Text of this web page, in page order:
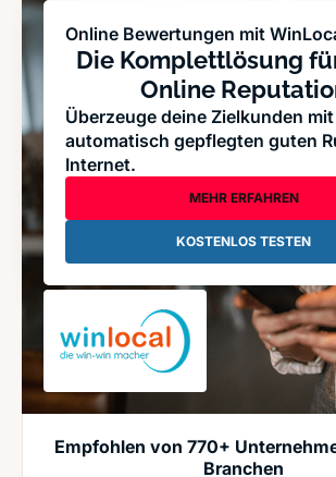
Online Bewertungen mit
Die Komplettlösung
Online
Überzeuge deine Zielkunden
automatisch gepflegten guten
Internet.
MEHR ERFAHREN
KOSTENLOS TESTEN
Empfohlen von 770+
Branchen